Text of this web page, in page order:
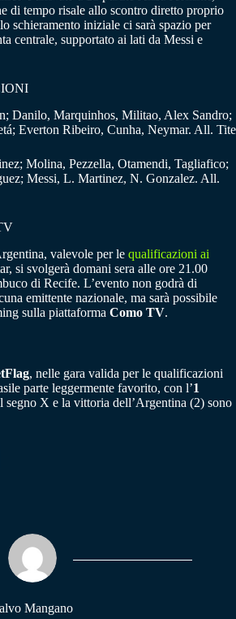
di tempo risale allo scontro diretto proprio
schieramento iniziale ci sarà spazio per
centrale, supportato ai lati da Messi e
Danilo, Marquinhos, Militao, Alex Sandro;
Everton Ribeiro, Cunha, Neymar. All. Tite
Molina, Pezzella, Otamendi, Tagliafico;
Messi, L. Martinez, N. Gonzalez. All.
valevole per le qualificazioni ai
si svolgerà domani sera alle ore 21.00
di Recife. L’evento non godrà di
emittente nazionale, ma sarà possibile
sulla piattaforma Como TV.
, nelle gara valida per le qualificazioni
parte leggermente favorito, con l’1
segno X e la vittoria dell’Argentina (2) sono
Mangano